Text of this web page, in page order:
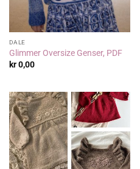
DALE
Glimmer Oversize Genser, PDF
kr0,00